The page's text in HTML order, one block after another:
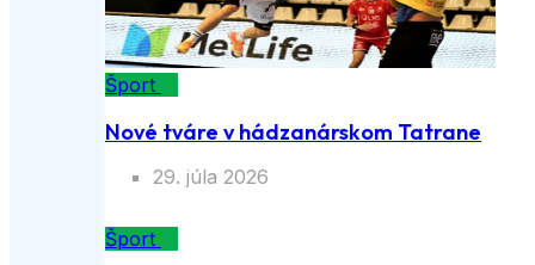
Šport
Nové tváre v hádzanárskom Tatrane
29. júla 2026
Šport